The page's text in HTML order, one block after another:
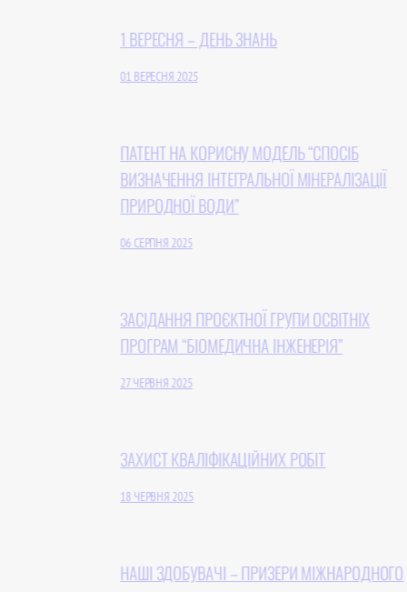
1 ВЕРЕСНЯ – ДЕНЬ ЗНАНЬ
01 ВЕРЕСНЯ 2025
ПАТЕНТ НА КОРИСНУ МОДЕЛЬ “СПОСІБ
ВИЗНАЧЕННЯ ІНТЕГРАЛЬНОЇ МІНЕРАЛІЗАЦІЇ
ПРИРОДНОЇ ВОДИ”
06 СЕРПНЯ 2025
ЗАСІДАННЯ ПРОЄКТНОЇ ГРУПИ ОСВІТНІХ
ПРОГРАМ “БІОМЕДИЧНА ІНЖЕНЕРІЯ”
27 ЧЕРВНЯ 2025
ЗАХИСТ КВАЛІФІКАЦІЙНИХ РОБІТ
18 ЧЕРВНЯ 2025
НАШІ ЗДОБУВАЧІ – ПРИЗЕРИ МІЖНАРОДНОГО